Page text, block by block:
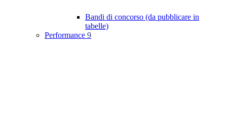
Bandi di concorso (da pubblicare in
tabelle)
Performance 9